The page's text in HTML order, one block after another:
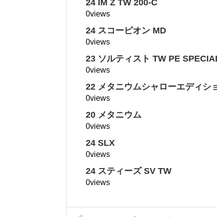
24 IM Z TW 200-C
0views
24 スコーピオン MD
0views
23 ソルティスト TW PE
0views
22 メタニウムシャローエディシ
0views
20 メタニウム
0views
24 SLX
0views
24 スティーズ SV TW
0views